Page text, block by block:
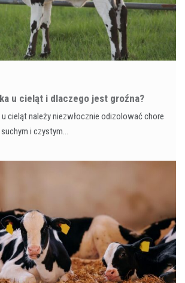
u cieląt i dlaczego jest groźna?
u cieląt należy niezwłocznie odizolować chore
i czystym…